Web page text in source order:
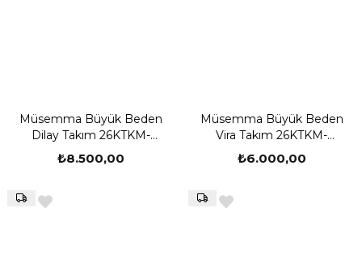
Müsemma Büyük Beden
Dilay Takım 26KTKM-
MUS0003
₺8.500,00
Müsemma Büyük Beden
Vira Takım 26KTKM-
MUS0004
₺6.000,00